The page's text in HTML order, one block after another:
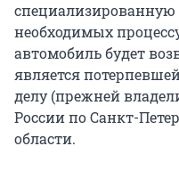
специализированную
необходимых
автомобиль будет
является
делу (прежней
России по Санкт-
области.